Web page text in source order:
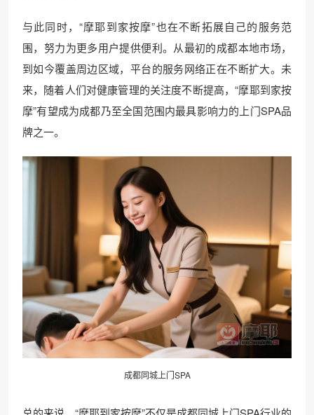
与此同时，“摩耶到家按摩”也在不断拓展自己的服务范
围，努力为更多用户提供便利。从最初的成都本地市场，
到如今覆盖周边区域，平台的服务网络正在不断扩大。未
来，随着人们对健康管理的关注度不断提高，“摩耶到家按
摩”有望成为成都乃至全国范围内最具影响力的上门SPA品
牌之一。
成都同城上门SPA